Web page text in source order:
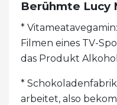
Berühmte Lucy
*
Filmen eines TV-
das Produkt
*
arbeitet, also